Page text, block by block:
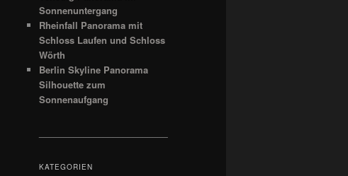
Sonnenuntergang
Rheinfall Panorama mit
Schloss Laufen und Schloss
Wörth
Berlin Skyline Panorama
Silhouette zum
Sonnenaufgang
KATEGORIEN